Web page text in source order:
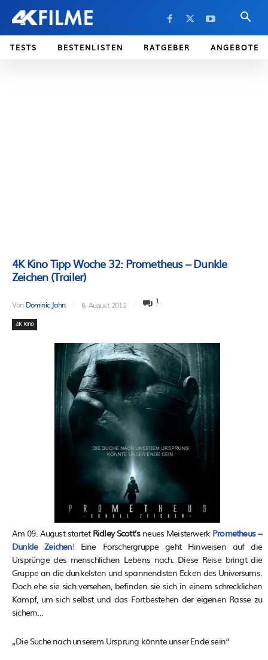
TESTS BESTENLISTEN RATGEBER ANGEBOTE
4K Kino Tipp Woche 32: Prometheus – Dunkle
Zeichen (Trailer)
Von Dominic Jahn 6. August 2012 1
4K Kino
Am 09. August startet Ridley Scott’sneues Meisterwerk Prometheus –
Dunkle Zeichen!Eine Forschergruppe geht Hinweisen auf die
Ursprünge des menschlichen Lebens nach. Diese Reise bringt die
Gruppe an die dunkelsten und spannendsten Ecken des Universums.
Doch ehe sie sich versehen, befinden sie sich in einem schrecklichen
Kampf, um sich selbst und das Fortbestehen der eigenen Rasse zu
sichern…
„Die Suche nach unserem Ursprung könnte unser Ende sein“